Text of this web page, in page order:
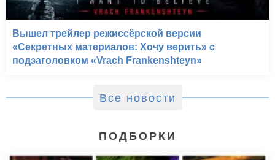
Вышел трейлер режиссёрской версии
«Секретных материалов: Хочу верить» с
подзаголовком «Vrach Frankenshteyn»
Все новости
ПОДБОРКИ